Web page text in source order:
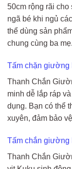
50cm rộng rãi cho
ngã bé khi ngủ
thể dùng sản
chung cùng ba mẹ.
Tấm chặn giường
Thanh Chắn
minh dễ lắp ráp
dụng. Bạn có thể
xuyên, đảm bảo
Tấm chắn giường
Thanh Chắn